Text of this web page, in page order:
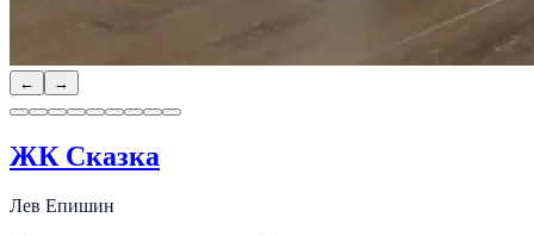
← →
ЖК Сказка
Лев Епишин